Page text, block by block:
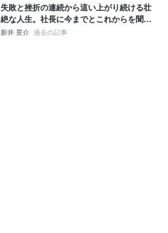
失敗と挫折の連続から這い上がり続ける壮
絶な人生。社長に今までとこれからを聞い
てみた。
新井 景介 過去の記事